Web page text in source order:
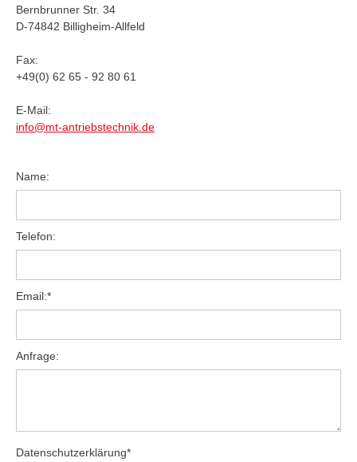
Bernbrunner Str. 34
D-74842 Billigheim-Allfeld
Fax:
+49(0) 62 65 - 92 80 61
E-Mail:
info@mt-antriebstechnik.de
Name:
Telefon:
Pflichtfeld
Email:*
Anfrage:
Pflichtfeld
Datenschutzerklärung*